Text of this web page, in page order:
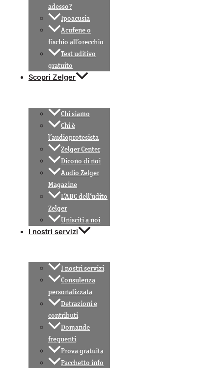
adesso?
Ipoacusia
Acufene o
fischio all’orecchio
Test uditivo
gratuito
Scopri Zelger
Chi siamo
Chi è
l’audioprotesista
Zelger Center
Dicono di noi
Audio Zelger
Magazine
L’ABC dell’udito
Zelger
Unisciti a noi
I nostri servizi
I nostri servizi
Consulenza
personalizzata
Detrazioni e
contributi
Domande
frequenti
Prova gratuita
Pacchetto info